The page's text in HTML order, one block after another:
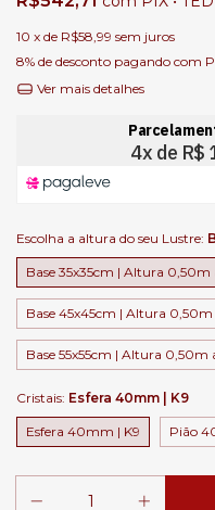
10 x de R$58,99 sem juros
8% de desconto pagando com
Ver mais detalhes
Escolha a altura do seu Lustre:
Base 35x35cm | Altura 0,50m
Base 45x45cm | Altura 0,50m
Base 55x55cm | Altura 0,50m
Cristais: Esfera 40mm | K9
Esfera 40mm | K9 Pião